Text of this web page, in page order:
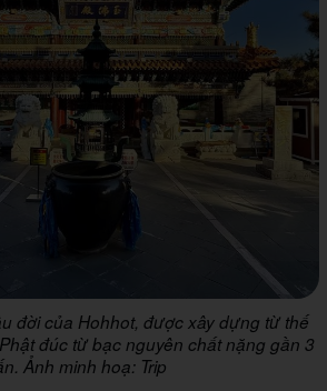
đời của Hohhot, được xây dựng từ thế
đúc từ bạc nguyên chất nặng gần 3
Ảnh minh hoạ: Trip